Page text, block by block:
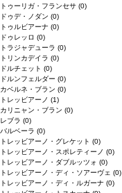
トゥーリガ・フランセサ (0)
ドゥデ・ノダン (0)
トゥルビアーナ (0)
ドゥレッロ (0)
トラジャデューラ (0)
トリンカデイラ (0)
ドルチェット (0)
ドルンフェルダー (0)
カベルネ・ブラン (0)
トレッビアーノ (1)
カリニャン・ブラン (0)
レブラ (0)
バルベーラ (0)
トレッビアーノ・グレケット (0)
トレッビアーノ・スポレティーノ (0)
トレッビアーノ・ダブルッツォ (0)
トレッビアーノ・ディ・ソアーヴェ (0)
トレッビアーノ・ディ・ルガーナ (0)